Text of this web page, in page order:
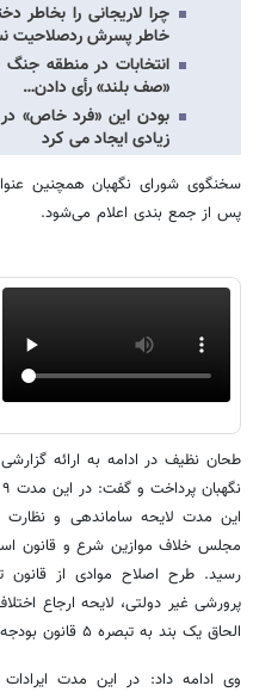
چرا لاریجانی را بخاطر
خاطر پسرش ردصلاحیت
انتخابات در منطقه جنگ
«صف بلند» رأی دادن…
بودن این «فرد خاص»
زیادی ایجاد می کرد
سخنگوی شورای نگهبان همچنین
پس از جمع بندی اعلام می‌شود.
طحان نظیف در ادامه به ارائه
این مدت لایحه ساماندهی و
مجلس خلاف موازین شرع و قانون
رسید. طرح اصلاح موادی از
پرورشی غیر دولتی، لایحه ارجاع
الحاق یک بند به تبصره ۵ قانون بودجه ۱۴۰۲ نیز به تأیید شورای نگهبان رسید.
وی ادامه داد: در این مدت